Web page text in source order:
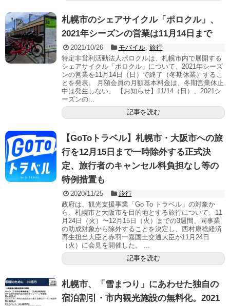
札幌市のシェアサイクル「ポロクル」、
2021年シーズンの営業は11月14日まで
2021/10/26 モバイル, 旅行
特定非営利活動法人ポロクルは、札幌市内で展開する
シェアサイクル「ポロクル」について、2021年シーズ
ンの営業を11月14日（日）で終了（冬期休業）するこ
とを発表。 月額会員の月額基本料金は、冬期営業休止
中は発生しない。 【お知らせ】11/14（日）、2021シ
ーズンの...
記事を読む
【GoToトラベル】札幌市・大阪市への旅
行を12月15日まで一時除外する正式決
定、旅行者のキャンセル料負担なし等の
特例措置も
2020/11/25
旅行
政府は、観光支援事業「Go To トラベル」の対象か
ら、札幌市と大阪市を目的地とする旅行について、11
月24日（火）〜12月15日（火）までの3週間、同事業
の助成対象から除外することを決定し、西村康稔経済
再生担当大臣と赤羽一嘉国土交通大臣が11月24日
（火）に会見を開催した。 ...
記事を読む
札幌市、「雪まつり」にあわせた独自の
宿泊割引・市内観光施設の無料化。2021